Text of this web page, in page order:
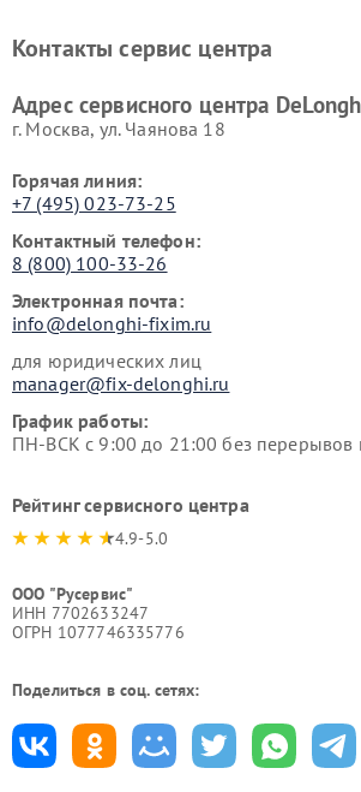
DeLonghi
DeLonghi
Контакты сервис центра
Адрес сервисного центра
г. Москва, ул. Чаянова 18
Горячая линия:
+7 (495) 023-73-25
Контактный телефон:
8 (800) 100-33-26
Электронная почта:
info@delonghi-fixim.ru
для юридических лиц
manager@fix-delonghi.ru
График работы:
ПН-ВСК с 9:00 до 21:00 без
Рейтинг сервисного центра
4.9-5.0
ООО "Русервис"
ИНН 7702633247
ОГРН 1077746335776
Поделиться в соц. сетях: